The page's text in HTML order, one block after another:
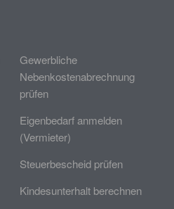
Gewerbliche
Nebenkostenabrechnung
prüfen
Eigenbedarf anmelden
(Vermieter)
Steuerbescheid prüfen
Kindesunterhalt berechnen